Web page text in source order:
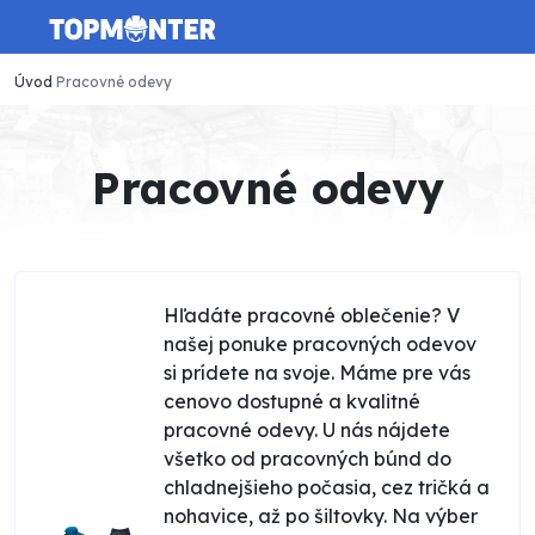
Úvod Pracovné odevy
Pracovné odevy
Hľadáte pracovné oblečenie? V
našej ponuke pracovných odevov
si prídete na svoje. Máme pre vás
cenovo dostupné a kvalitné
pracovné odevy. U nás nájdete
všetko od pracovných búnd do
chladnejšieho počasia, cez tričká a
nohavice, až po šiltovky. Na výber